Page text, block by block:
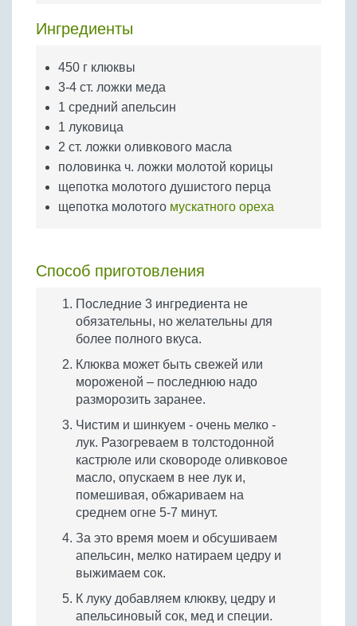
Яйца
Ингредиенты
450 г клюквы
3-4 ст. ложки меда
1 средний апельсин
1 луковица
2 ст. ложки оливкового масла
половинка ч. ложки молотой корицы
щепотка молотого душистого перца
щепотка молотого мускатного ореха
Способ приготовления
Последние 3 ингредиента не
обязательны, но желательны для
более полного вкуса.
Клюква может быть свежей или
мороженой – последнюю надо
разморозить заранее.
Чистим и шинкуем - очень мелко -
лук. Разогреваем в толстодонной
кастрюле или сковороде оливковое
масло, опускаем в нее лук и,
помешивая, обжариваем на
среднем огне 5-7 минут.
За это время моем и обсушиваем
апельсин, мелко натираем цедру и
выжимаем сок.
К луку добавляем клюкву, цедру и
апельсиновый сок, мед и специи.